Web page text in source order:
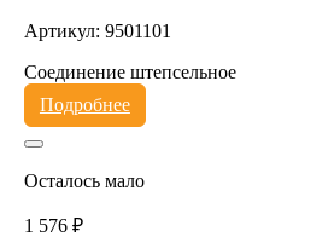
Артикул: 9501101
Соединение штепсельное
Подробнее
Осталось мало
1 576 ₽